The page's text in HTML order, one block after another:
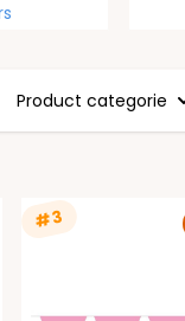
Product categorie
#3